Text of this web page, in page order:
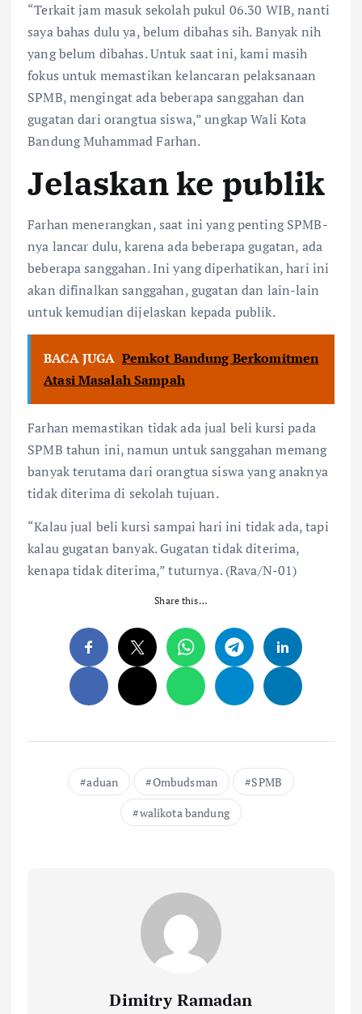
“Terkait jam masuk sekolah pukul 06.30 WIB, nanti
saya bahas dulu ya, belum dibahas sih. Banyak nih
yang belum dibahas. Untuk saat ini, kami masih
fokus untuk memastikan kelancaran pelaksanaan
SPMB, mengingat ada beberapa sanggahan dan
gugatan dari orangtua siswa,” ungkap Wali Kota
Bandung Muhammad Farhan.
Jelaskan ke publik
Farhan menerangkan, saat ini yang penting SPMB-
nya lancar dulu, karena ada beberapa gugatan, ada
beberapa sanggahan. Ini yang diperhatikan, hari ini
akan difinalkan sanggahan, gugatan dan lain-lain
untuk kemudian dijelaskan kepada publik.
BACA JUGA Pemkot Bandung Berkomitmen
Atasi Masalah Sampah
Farhan memastikan tidak ada jual beli kursi pada
SPMB tahun ini, namun untuk sanggahan memang
banyak terutama dari orangtua siswa yang anaknya
tidak diterima di sekolah tujuan.
“Kalau jual beli kursi sampai hari ini tidak ada, tapi
kalau gugatan banyak. Gugatan tidak diterima,
kenapa tidak diterima,” tuturnya. (Rava/N-01)
Share this…
aduan Ombudsman
SPMB
walikota bandung
Dimitry Ramadan